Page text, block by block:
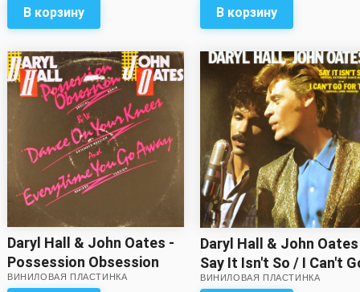
В корзину В корзину
Daryl Hall & John Oates -
Possession Obsession
(single)
ВИНИЛОВАЯ ПЛАСТИНКА
Daryl Hall & John
Say It Isn't So / I Can't
for That
ВИНИЛОВАЯ ПЛАСТИНКА